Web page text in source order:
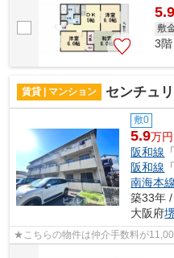
敷
3
賃貸 | マンション センチュ
敷0
5.9万円
阪和線 「
阪和線
南海本線
築33年
大阪府
★こちらの物件は仲介手数料が